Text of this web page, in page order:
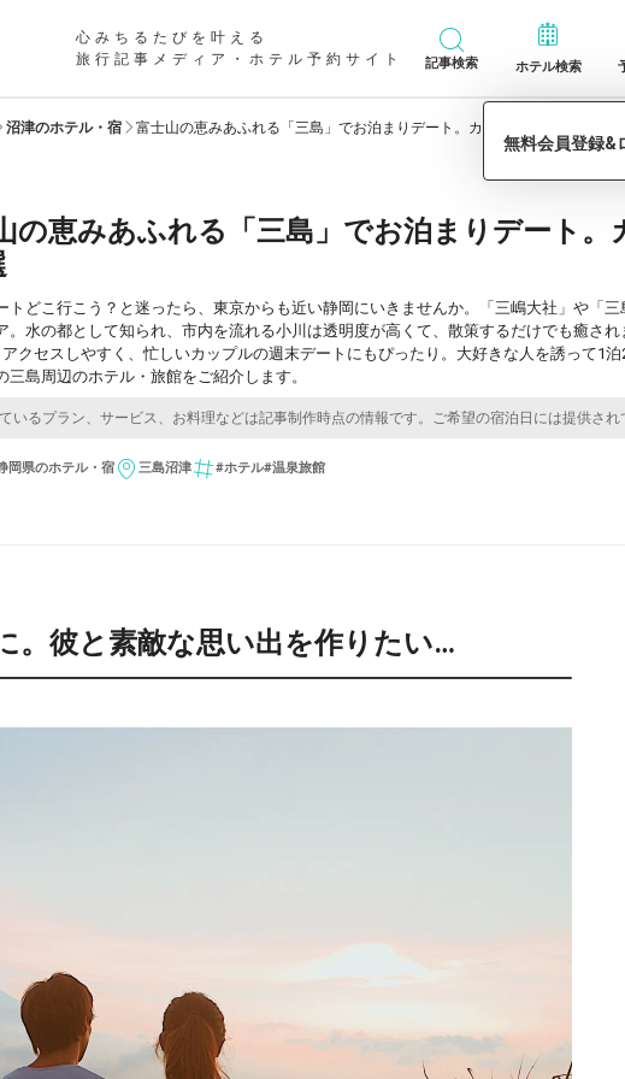
心みちるたびを叶える
旅行記事メディア・ホテル予約サイト
記事検索 ホテル検索
沼津のホテル・宿 富士山の恵みあふれる「三島」でお泊まりデート。カップルにおすすめの
の恵みあふれる「三島」でお泊まりデート
トどこ行こう？と迷ったら、東京からも近い静岡にいきませんか。「三嶋大社」や「
。水の都として知られ、市内を流れる小川は透明度が高くて、散策するだけでも癒さ
クセスしやすく、忙しいカップルの週末デートにもぴったり。大好きな人を誘って1
三島周辺のホテル・旅館をご紹介します。
岡県のホテル・宿 三島沼津 #ホテル#温泉旅館
。彼と素敵な思い出を作りたい…